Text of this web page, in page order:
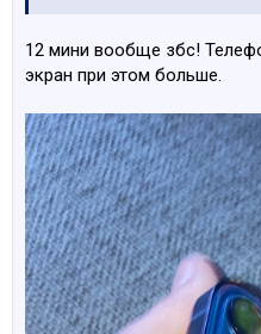
12 мини вообще збс!
экран при этом больше.